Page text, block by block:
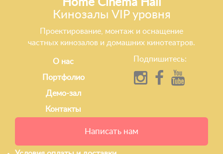
Home Cinema Hall
Кинозалы VIP уровня
Проектирование, монтаж и оснащение
частных кинозалов и домашних кинотеатров.
О нас
Портфолио
Демо-зал
Контакты
Подпишитесь:
Написать нам